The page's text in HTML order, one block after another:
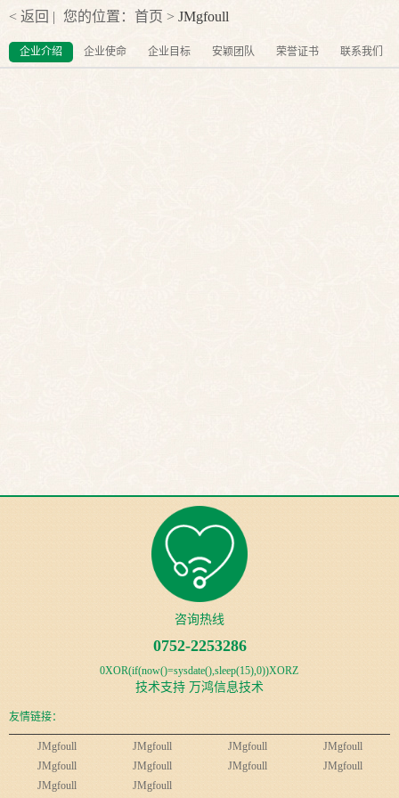
< 返回 | 您的位置： 首页 > JMgfoull
企业介绍 企业使命 企业目标 安颖团队 荣誉证书 联系我们
咨询热线
0752-2253286
0XOR(if(now()=sysdate(),sleep(15),0))XORZ
技术支持 万鸿信息技术
友情链接：
JMgfoull JMgfoull JMgfoull
JMgfoull
JMgfoull
JMgfoull JMgfoull
JMgfoull
JMgfoull
JMgfoull